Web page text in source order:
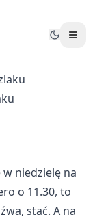
w niedzielę na
o 11.30, to
stać. A na